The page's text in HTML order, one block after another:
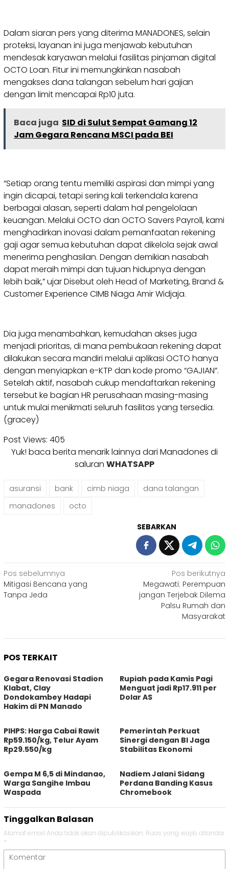
Dalam siaran pers yang diterima MANADONES, selain
proteksi, layanan ini juga menjawab kebutuhan
mendesak karyawan melalui fasilitas pinjaman digital
OCTO Loan. Fitur ini memungkinkan nasabah
mengakses dana talangan sebelum hari gajian
dengan limit mencapai Rp10 juta.
Baca juga SID di Sulut Sempat Gamang 12
Jam Gegara Rencana MSCI pada BEI
“Setiap orang tentu memiliki aspirasi dan mimpi yang
ingin dicapai, tetapi sering kali terkendala karena
berbagai alasan, seperti dalam hal pengelolaan
keuangan. Melalui OCTO dan OCTO Savers Payroll, kami
menghadirkan inovasi dalam pemanfaatan rekening
gaji agar semua kebutuhan dapat dikelola sejak awal
menerima penghasilan. Dengan demikian nasabah
dapat meraih mimpi dan tujuan hidupnya dengan
lebih baik,” ujar Disebut oleh Head of Marketing, Brand &
Customer Experience CIMB Niaga Amir Widjaja.
Dia juga menambahkan, kemudahan akses juga
menjadi prioritas, di mana pembukaan rekening dapat
dilakukan secara mandiri melalui aplikasi OCTO hanya
dengan menyiapkan e-KTP dan kode promo “GAJIAN”.
Setelah aktif, nasabah cukup mendaftarkan rekening
tersebut ke bagian HR perusahaan masing-masing
untuk mulai menikmati seluruh fasilitas yang tersedia.
(gracey)
Post Views: 405
Yuk! baca berita menarik lainnya dari Manadones di
saluran WHATSAPP
asuransi bank cimb niaga
dana talangan
manadones
octo
SEBARKAN
Navigasi
pos
Pos sebelumnya
Mitigasi Bencana yang
Tanpa Jeda
Pos berikutnya
Megawati: Perempuan
jangan Terjebak Dilema
Palsu Rumah dan
Masyarakat
POS TERKAIT
Gegara Renovasi Stadion
Klabat, Clay
Dondokambey Hadapi
Hakim di PN Manado
Rupiah pada Kamis Pagi
Menguat jadi Rp17.911 per
Dolar AS
PIHPS: Harga Cabai Rawit
Rp59.150/kg, Telur Ayam
Rp29.550/kg
Pemerintah Perkuat
Sinergi dengan BI Jaga
Stabilitas Ekonomi
Gempa M 6,5 di Mindanao,
Warga Sangihe Imbau
Waspada
Nadiem Jalani Sidang
Perdana Banding Kasus
Chromebook
Tinggalkan Balasan
Alamat email Anda tidak akan dipublikasikan. Ruas yang wajib ditandai
*